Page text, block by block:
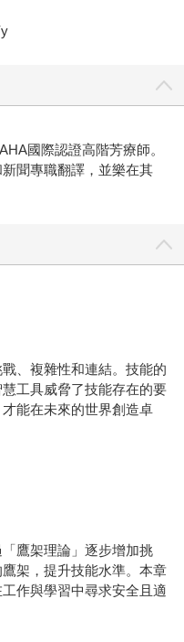
國際認證高階芳療師。
聞專職翻譯，並樂在其
、複雜性和連結。技能的
工具威脅了技能存在的要
能在未來的世界創造卓
鷹架理論」逐步增加挑
架，提升技能水準。本章
作與學習中尋求安全且適